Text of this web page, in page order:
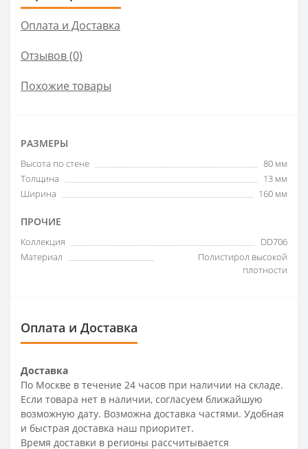
Оплата и Доставка
Отзывов (0)
Похожие товары
РАЗМЕРЫ
Высота по стене
80 мм
Толщина
13 мм
Ширина
160 мм
ПРОЧИЕ
Коллекция
DD706
Материал
Полистирол высокой
плотности
Оплата и Доставка
Доставка
По Москве в течение 24 часов при наличии на складе.
Если товара нет в наличии, согласуем ближайшую
возможную дату. Возможна доставка частями. Удобная
и быстрая доставка наш приоритет.
Время доставки в регионы рассчитывается